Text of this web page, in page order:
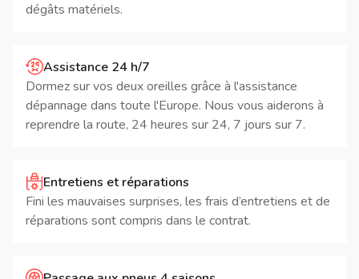
dégâts matériels.
Assistance 24 h/7
Dormez sur vos deux oreilles grâce à l'assistance
dépannage dans toute l'Europe. Nous vous aiderons à
reprendre la route, 24 heures sur 24, 7 jours sur 7.
Entretiens et réparations
Fini les mauvaises surprises, les frais d’entretiens et de
réparations sont compris dans le contrat.